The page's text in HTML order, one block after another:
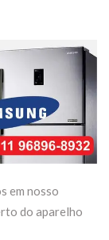
em nosso
do aparelho